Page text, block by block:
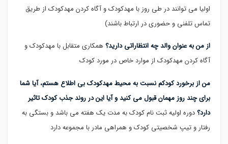
اولیا می توانند در طی روز با مهدکودک و آگاه کردن مهدکودک از طریق
تماس تلفنی و حضوری در ارتباط باشند)
از من به عنوان والد چه انتظاراتی دارید؟ همکاری متقابل با مهدکودک و
آگاه کردن مهدکودک از موارد خاص در مورد کودک
من از برخورد کودکم نسبت به محیط مهدکودک بی اطلاع هستم، آیا شما
برای چند روز مهمان قبول می کنید و آیا این در روند جذب کودک تاثیر
دارد؟ دوره اولیه ثبت نام کودک به مدت یک هفته می باشد و بستگی به
رفتار و تیپ شخصیتی کودک و همراهی مادر با مجموعه دارد